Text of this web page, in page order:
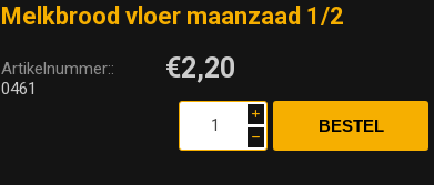
Melkbrood vloer maanzaad 1/2
Artikelnummer::
0461
€2,20
i
h